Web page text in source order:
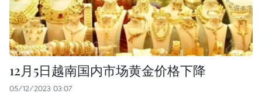
12月5日越南国内市场黄金价格下降
05/12/2023 03:07